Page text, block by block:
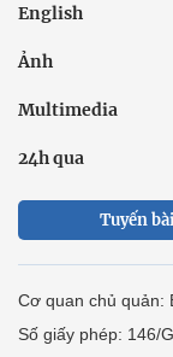
English
Ảnh
Multimedia
24h qua
Tuyến
Cơ quan chủ quản:
Số giấy phép: 146/